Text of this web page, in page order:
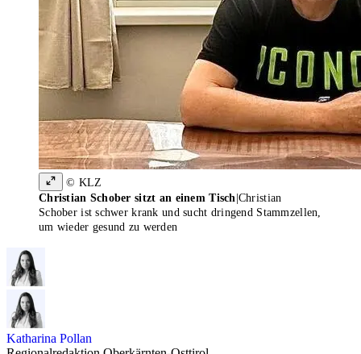
© KLZ
Christian Schober sitzt an einem Tisch Christian
Schober ist schwer krank und sucht dringend Stammzellen,
um wieder gesund zu werden
Katharina Pollan